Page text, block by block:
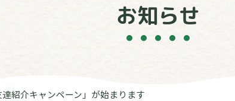
お知らせ
達紹介キャンペーン」が始まります